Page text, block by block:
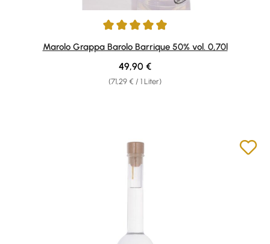
Durchschnittliche Bewertung von 4.9 von 5 Sternen
Marolo Grappa Barolo Barrique 50% vol. 0,70l
(71,29 € / 1 Liter)
Regulärer Preis:
49,90 €